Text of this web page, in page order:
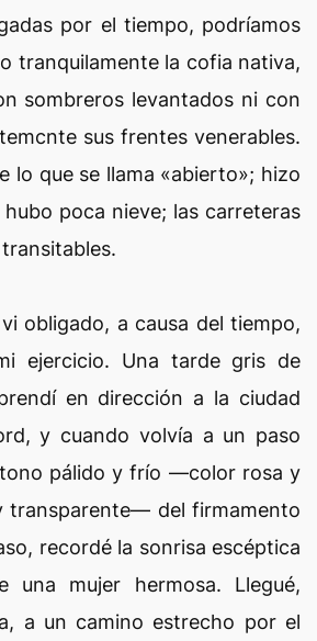
por el tiempo, podríamos
tranquilamente la cofia nativa,
sombreros levantados ni con
sus frentes venerables.
lo que se llama «abierto»; hizo
poca nieve; las carreteras
obligado, a causa del tiempo,
ejercicio. Una tarde gris de
en dirección a la ciudad
y cuando volvía a un paso
pálido y frío —color rosa y
transparente— del firmamento
recordé la sonrisa escéptica
una mujer hermosa. Llegué,
a un camino estrecho por el